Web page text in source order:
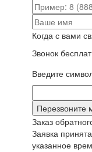
Когда с вами
Звонок
Введите
Заказ
Заявка
указанное